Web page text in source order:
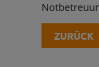
ZURÜCK